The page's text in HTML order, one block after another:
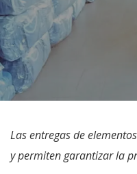
Las entregas de
y permiten garantizar la